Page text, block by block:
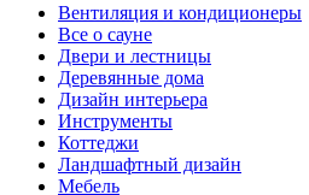
Вентиляция и кондиционеры
Все о сауне
Двери и лестницы
Деревянные дома
Дизайн интерьера
Инструменты
Коттеджи
Ландшафтный дизайн
Мебель